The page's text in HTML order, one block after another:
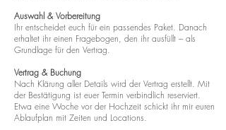
Auswahl & Vorbereitung
Ihr entscheidet euch für ein passendes Paket. Danach
erhaltet ihr einen Fragebogen, den ihr ausfüllt – als
Grundlage für den Vertrag.
Vertrag & Buchung
Nach Klärung aller Details wird der Vertrag erstellt. Mit
der Bestätigung ist euer Termin verbindlich reserviert.
Etwa eine Woche vor der Hochzeit schickt ihr mir euren
Ablaufplan mit Zeiten und Locations.